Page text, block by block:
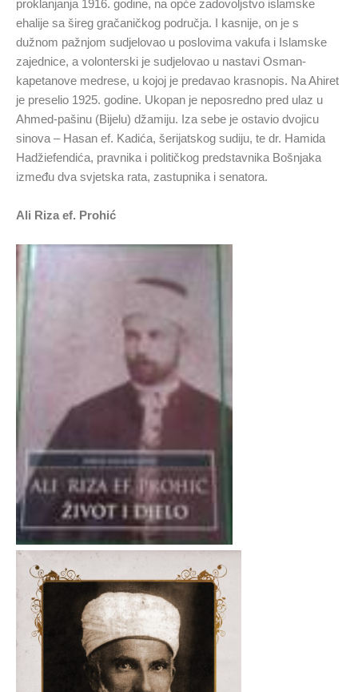
proklanjanja 1916. godine, na opće zadovoljstvo islamske
ehalije sa šireg gračaničkog područja. I kasnije, on je s
dužnom pažnjom sudjelovao u poslovima vakufa i Islamske
zajednice, a volonterski je sudjelovao u nastavi Osman-
kapetanove medrese, u kojoj je predavao krasnopis. Na Ahiret
je preselio 1925. godine. Ukopan je neposredno pred ulaz u
Ahmed-pašinu (Bijelu) džamiju. Iza sebe je ostavio dvojicu
sinova – Hasan ef. Kadića, šerijatskog sudiju, te dr. Hamida
Hadžiefendića, pravnika i političkog predstavnika Bošnjaka
između dva svjetska rata, zastupnika i senatora.
Ali Riza ef. Prohić